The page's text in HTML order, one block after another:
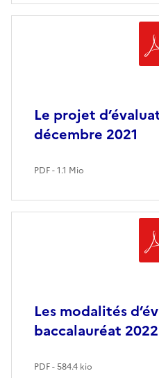
Le projet
décembre 2021
PDF - 1.1 Mio
Les modalités
baccalauréat 2022
PDF - 584.4 kio